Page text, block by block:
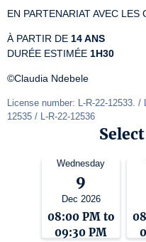
EN PARTENARIAT AVEC
À PARTIR DE 14 ANS
DURÉE ESTIMÉE 1H30
©Claudia Ndebele
License number: L-R-22-12533. /
12535 / L-R-22-12536
Wednesday
9
Dec 2026
08:00 PM to
09:30 PM